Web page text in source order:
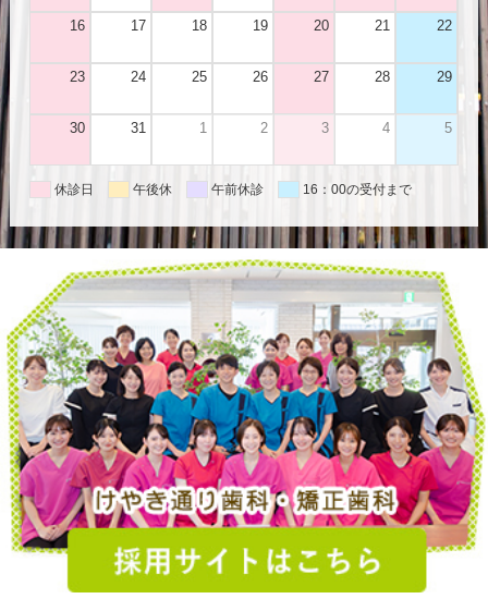
16 17 18 19 20 21 22
23 24 25 26 27 28 29
30 31 1 2 3 4 5
休診日 午後休 午前休診 16：00の受付まで